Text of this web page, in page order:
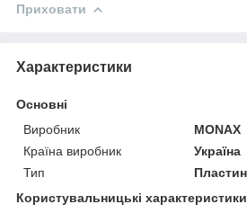
Приховати
Характеристики
Основні
Виробник
MONAX
Країна виробник
Україна
Тип
Користувальницькі характеристики